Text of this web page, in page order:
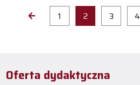
1 2 3 4
Oferta dydaktyczna